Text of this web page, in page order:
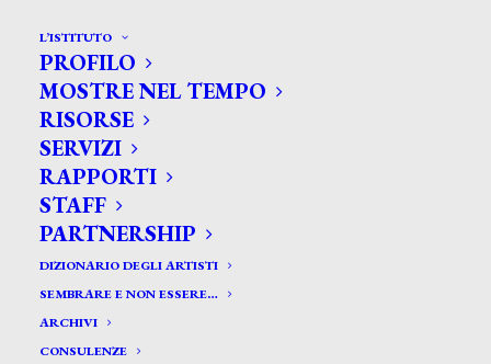
L’ISTITUTO
PROFILO
MOSTRE NEL TEMPO
RISORSE
SERVIZI
RAPPORTI
STAFF
PARTNERSHIP
DIZIONARIO DEGLI ARTISTI
SEMBRARE E NON ESSERE…
ARCHIVI
CONSULENZE
L'Italia ignora i vantaggi dell'arte
in portafoglio